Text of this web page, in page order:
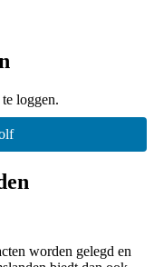
loggen.
worden gelegd en